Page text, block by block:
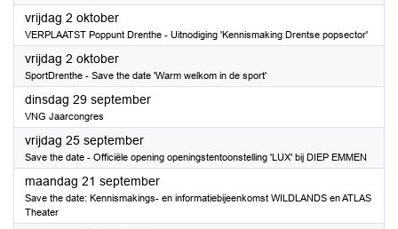
vrijdag 2 oktober2026
VERPLAATST Poppunt Drenthe - Uitnodiging 'Kennismaking Drentse popsector'
vrijdag 2 oktober2026
SportDrenthe - Save the date 'Warm welkom in de sport'
dinsdag 29 september2026
VNG Jaarcongres
vrijdag 25 september2026
Save the date - Officiële opening openingstentoonstelling 'LUX' bij DIEP EMMEN
maandag 21 september2026
Save the date: Kennismakings- en informatiebijeenkomst WILDLANDS en ATLAS
Theater